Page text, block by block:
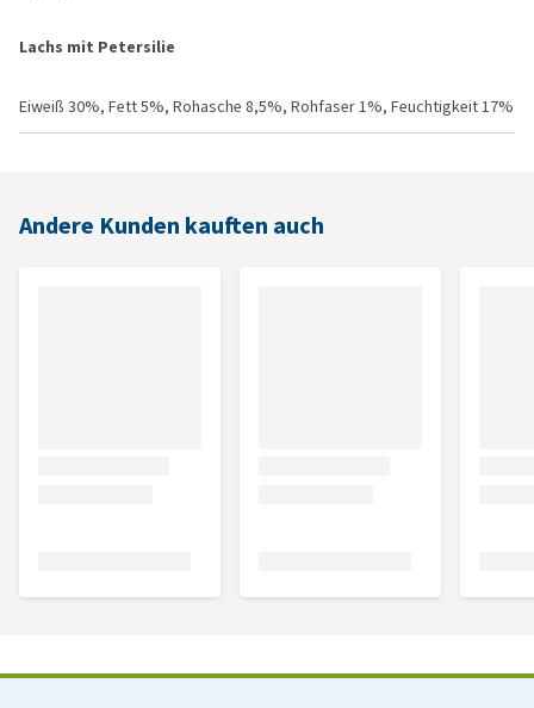
Lachs mit Petersilie
Eiweiß 30%, Fett 5%, Rohasche 8,5%, Rohfaser 1%, Feuchtigkeit 17%
Andere Kunden kauften auch